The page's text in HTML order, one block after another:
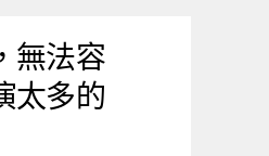
無法容
太多的